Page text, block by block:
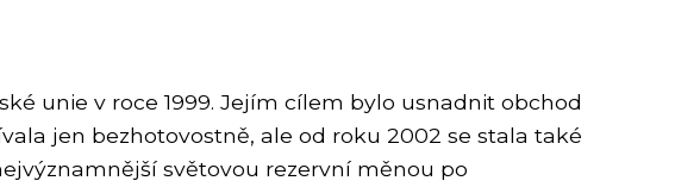
unie v roce 1999. Jejím cílem bylo usnadnit obchod
jen bezhotovostně, ale od roku 2002 se stala také
světovou rezervní měnou po